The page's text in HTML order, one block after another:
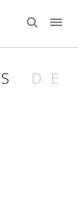
Search Menu
DE